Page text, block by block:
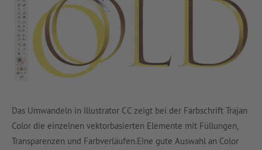
Das Umwandeln in Illustrator CC zeigt bei der Farbschrift Trajan
Color die einzelnen vektorbasierten Elemente mit Füllungen,
Transparenzen und Farbverläufen.Eine gute Auswahl an Color